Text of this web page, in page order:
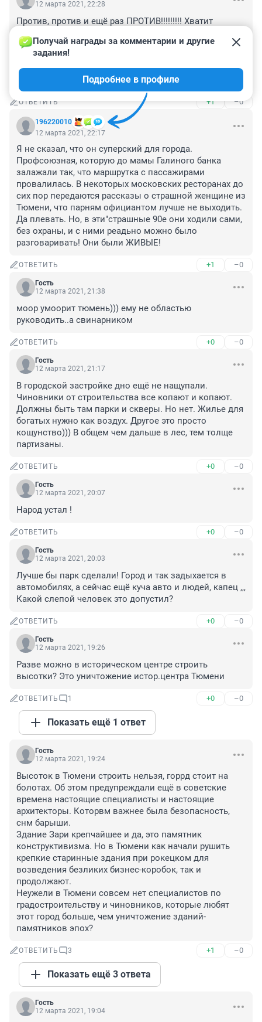
12 марта 2021, 22:28
Против, против и ещё раз ПРОТИВ!!!!!!!!! Хватит
слёз не взглянишь..... По пальцам пересчитать
действительно нужные проекты. Земли мало у нас, в
Японии живём (это сарказм если что) лепят
постройки не думая о людях совершенно!!!!!
ОТВЕТИТЬ +1 –0
196220010
Получай награды за комментарии и другие
задания!
Подробнее в профиле
12 марта 2021, 22:17
Я не сказал, что он суперский для города.
Профсоюзная, которую до мамы Галиного банка
залажали так, что маршрутка с пассажирами
провалилась. В некоторых московских ресторанах до
сих пор передаются рассказы о страшной женщине из
Тюмени, что парням официантом лучше не выходить.
Да плевать. Но, в эти"страшные 90е они ходили сами,
без охраны, и с ними реадьно можно было
разговаривать! Они были ЖИВЫЕ!
ОТВЕТИТЬ +1 –0
Гость
12 марта 2021, 21:38
моор умоорит тюмень))) ему не областью
руководить..а свинарником
ОТВЕТИТЬ +0 –0
Гость
12 марта 2021, 21:17
В городской застройке дно ещё не нащупали.
Чиновники от строительства все копают и копают.
Должны быть там парки и скверы. Но нет. Жилье для
богатых нужно как воздух. Другое это просто
кощунство))) В общем чем дальше в лес, тем толще
партизаны.
ОТВЕТИТЬ +0 –0
Гость
12 марта 2021, 20:07
Народ устал !
ОТВЕТИТЬ +0 –0
Гость
12 марта 2021, 20:03
Лучше бы парк сделали! Город и так задыхается в
автомобилях, а сейчас ещё куча авто и людей, капец ,,,
Какой слепой человек это допустил?
ОТВЕТИТЬ +0 –0
Гость
12 марта 2021, 19:26
Разве можно в историческом центре строить
высотки? Это уничтожение истор.центра Тюмени
ОТВЕТИТЬ 1 +0 –0
Показать ещё 1 ответ
Гость
12 марта 2021, 19:24
Высоток в Тюмени строить нельзя, горрд стоит на
болотах. Об этом предупреждали ещё в советские
времена настоящие специалисты и настоящие
архитекторы. Которвм важнее была безопасность,
снм барыши.
Здание Зари крепчайшее и да, это памятник
конструктивизма. Но в Тюмени как начали рушить
крепкие старинные здания при рокецком для
возведения безликих бизнес-коробок, так и
продолжают.
Неужели в Тюмени совсем нет специалистов по
градостроительству и чиновников, которые любят
этот город больше, чем уничтожение зданий-
памятников эпох?
ОТВЕТИТЬ 3 +1 –0
Показать ещё 3 ответа
Гость
12 марта 2021, 19:04